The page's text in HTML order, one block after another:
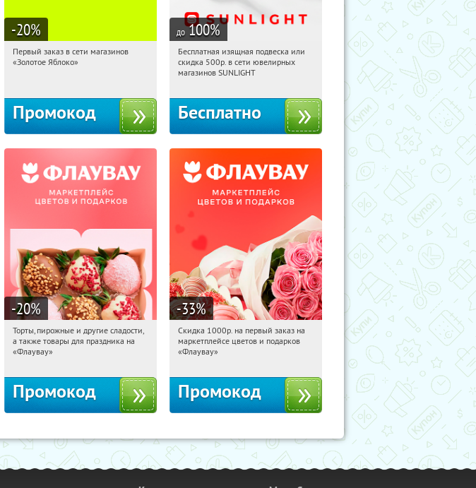
-20%
04:41:52
Получи первым!
Первый заказ в сети магазинов
«Золотое Яблоко»
Промокод
до 100%
04:41:52 Получили:
Россия
Бесплатная изящная подвеска или
скидка 500р. в сети ювелирных
магазинов SUNLIGHT
Бесплатно
-20%
04:41:52 Получили:
Россия
Торты, пирожные и другие сладости,
а также товары для праздника на
«Флаувау»
Промокод
-33%
04:41:52 Получили:
Россия
Скидка 1000р. на первый заказ на
маркетплейсе цветов и подарков
«Флаувау»
Промокод